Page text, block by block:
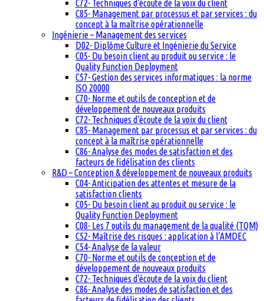
C72- Techniques d’écoute de la voix du client
C85- Management par processus et par services : du
concept à la maîtrise opérationnelle
Ingénierie – Management des services
D02- Diplôme Culture et Ingénierie du Service
C05- Du besoin client au produit ou service : le
Quality Function Deployment
C57- Gestion des services informatiques : la norme
ISO 20000
C70- Norme et outils de conception et de
développement de nouveaux produits
C72- Techniques d’écoute de la voix du client
C85- Management par processus et par services : du
concept à la maîtrise opérationnelle
C86- Analyse des modes de satisfaction et des
facteurs de fidélisation des clients
R&D – Conception & développement de nouveaux produits
C04- Anticipation des attentes et mesure de la
satisfaction clients
C05- Du besoin client au produit ou service : le
Quality Function Deployment
C08- Les 7 outils du management de la qualité (TQM)
C52- Maîtrise des risques : application à l’AMDEC
C54- Analyse de la valeur
C70- Norme et outils de conception et de
développement de nouveaux produits
C72- Techniques d’écoute de la voix du client
C86- Analyse des modes de satisfaction et des